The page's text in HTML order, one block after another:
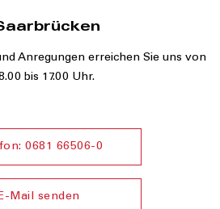
Anregungen erreichen Sie uns von
bis 17.00 Uhr.
0681 66506-0
Mail senden